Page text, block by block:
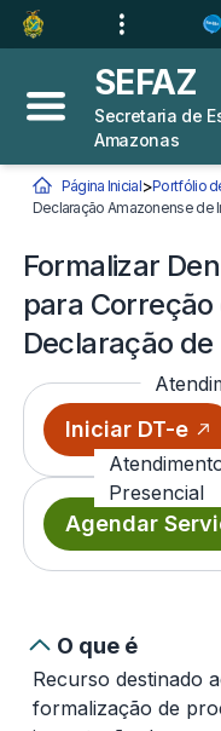
Ir para o
Conteúdo
Ir para a
Navegação 3
Ir para o
Rodapé 4
Abrir menu
SEFAZ
Secretaria de
Amazonas
Você está aqui:
Página Inicial>Portfólio
Declaração Amazonense de
Formalizar
para
Declaração
Iniciar DT-e
Presencial
Agendar
O que é
Recurso destinado
formalização de